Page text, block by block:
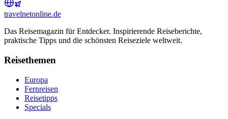
travelnetonline.de
Das Reisemagazin für Entdecker. Inspirierende Reiseberichte,
praktische Tipps und die schönsten Reiseziele weltweit.
Reisethemen
Europa
Fernreisen
Reisetipps
Specials